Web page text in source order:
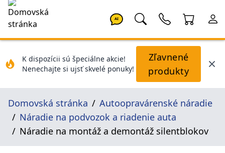
AI
K dispozícii sú špeciálne akcie!
Nenechajte si ujsť skvelé ponuky!
Zľavnené
produkty
Domovská stránka
Autoopravárenské náradie
Náradie na podvozok a riadenie auta
Náradie na montáž a demontáž silentblokov